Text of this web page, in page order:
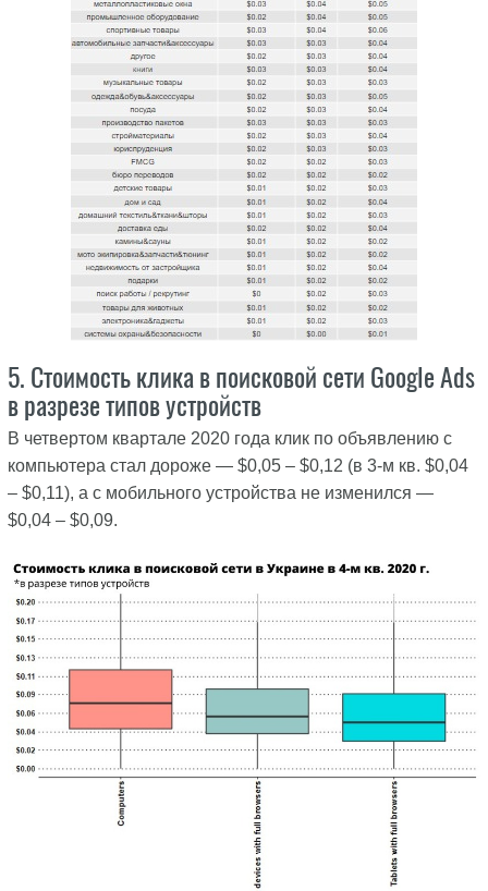
5. Стоимость клика в поисковой сети Google Ads
в разрезе типов устройств
В четвертом квартале 2020 года клик по объявлению с
компьютера стал дороже — $0,05 – $0,12 (в 3-м кв. $0,04
– $0,11), а с мобильного устройства не изменился —
$0,04 – $0,09.